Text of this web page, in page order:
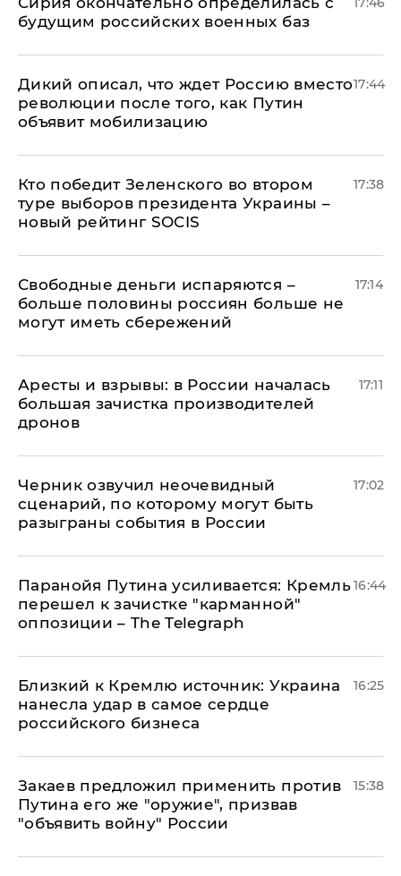
будущим российских военных баз
Дикий описал, что ждет Россию вместо
революции после того, как Путин
объявит мобилизацию
17:44
Кто победит Зеленского во втором
туре выборов президента Украины –
новый рейтинг SOCIS
17:38
Свободные деньги испаряются –
больше половины россиян больше не
могут иметь сбережений
17:14
Аресты и взрывы: в России началась
большая зачистка производителей
дронов
17:11
Черник озвучил неочевидный
сценарий, по которому могут быть
разыграны события в России
17:02
Паранойя Путина усиливается: Кремль
перешел к зачистке "карманной"
оппозиции – The Telegraph
16:44
Близкий к Кремлю источник: Украина
нанесла удар в самое сердце
российского бизнеса
16:25
Закаев предложил применить против
Путина его же "оружие", призвав
"объявить войну" России
15:38